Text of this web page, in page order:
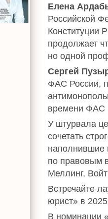
Елена
Российской
Конституции
продолжает
но одной
Сергей
ФАС России,
времени ФАС
У штурвала
сочетать
наполнившие
по правовым
Меллинг,
Встречайте
юрист» в
В номинации